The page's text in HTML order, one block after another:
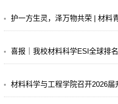
护一方生灵，泽万物共荣 | 材料青年志愿者投
喜报｜我校材料科学ESI全球排名再创
材料科学与工程学院召开2026届升学表